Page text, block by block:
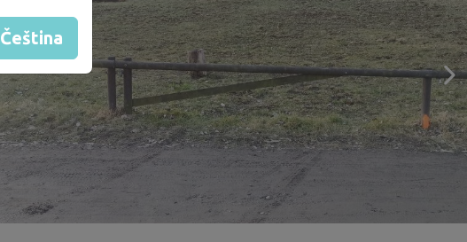
Čeština